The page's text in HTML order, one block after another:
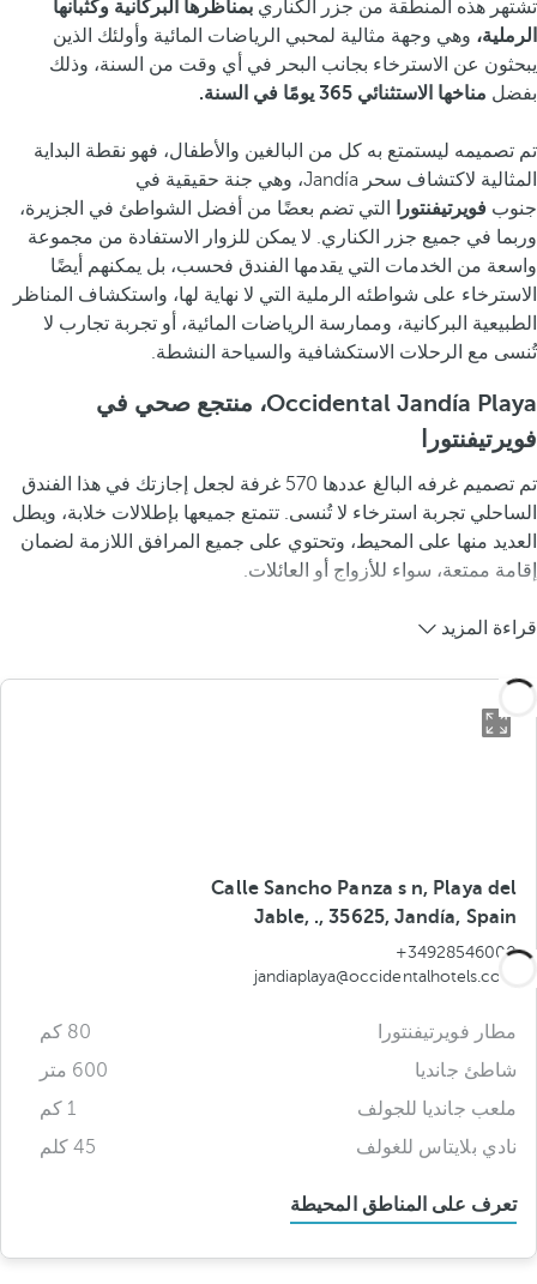
تشتهر هذه المنطقة من جزر الكناري بمناظرها البركانية وكثبانها
الرملية، وهي وجهة مثالية لمحبي الرياضات المائية وأولئك الذين
يبحثون عن الاسترخاء بجانب البحر في أي وقت من السنة، وذلك
بفضل مناخها الاستثنائي 365 يومًا في السنة.
تم تصميمه ليستمتع به كل من البالغين والأطفال، فهو نقطة البداية
المثالية لاكتشاف سحر Jandía، وهي جنة حقيقية في
جنوب فويرتيفنتورا
التي تضم بعضًا من أفضل الشواطئ في الجزيرة،
وربما في جميع جزر الكناري. لا يمكن للزوار الاستفادة من مجموعة
واسعة من الخدمات التي يقدمها الفندق فحسب، بل يمكنهم أيضًا
الاسترخاء على شواطئه الرملية التي لا نهاية لها، واستكشاف المناظر
الطبيعية البركانية، وممارسة الرياضات المائية، أو تجربة تجارب لا
تُنسى مع الرحلات الاستكشافية والسياحة النشطة.
Occidental Jandía Playa، منتجع صحي في
فويرتيفنتورا
تم تصميم غرفه البالغ عددها 570 غرفة لجعل إجازتك في هذا الفندق
الساحلي تجربة استرخاء لا تُنسى. تتمتع جميعها بإطلالات خلابة، ويطل
العديد منها على المحيط، وتحتوي على جميع المرافق اللازمة لضمان
إقامة ممتعة، سواء للأزواج أو العائلات.
قراءة المزيد
Calle Sancho Panza s n, Playa del
Jable, ., 35625, Jandía, Spain
+34928546000
jandiaplaya@occidentalhotels.com
مطار فويرتيفنتورا
80 كم
شاطئ جانديا
600 متر
ملعب جانديا للجولف
1 كم
نادي بلايتاس للغولف
45 كلم
تعرف على المناطق المحيطة